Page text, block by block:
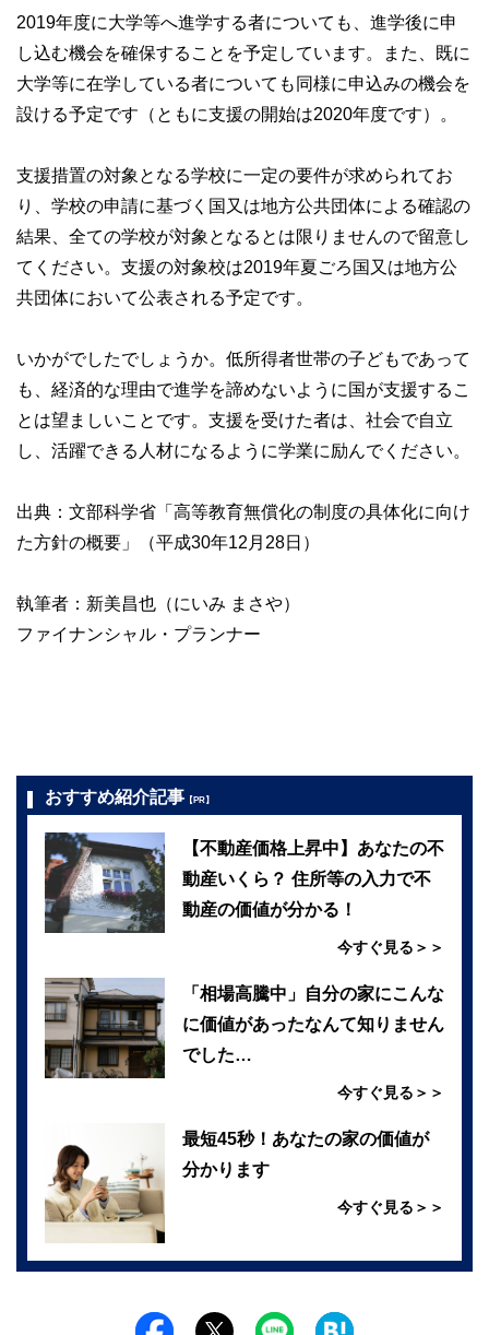
2019年度に大学等へ進学する者についても、進学後に申
し込む機会を確保することを予定しています。また、既に
大学等に在学している者についても同様に申込みの機会を
設ける予定です（ともに支援の開始は2020年度です）。
支援措置の対象となる学校に一定の要件が求められてお
り、学校の申請に基づく国又は地方公共団体による確認の
結果、全ての学校が対象となるとは限りませんので留意し
てください。支援の対象校は2019年夏ごろ国又は地方公
共団体において公表される予定です。
いかがでしたでしょうか。低所得者世帯の子どもであって
も、経済的な理由で進学を諦めないように国が支援するこ
とは望ましいことです。支援を受けた者は、社会で自立
し、活躍できる人材になるように学業に励んでください。
出典：文部科学省「高等教育無償化の制度の具体化に向け
た方針の概要」（平成30年12月28日）
執筆者：新美昌也（にいみ まさや）
ファイナンシャル・プランナー
おすすめ紹介記事 【PR】
【不動産価格上昇中】あなたの不
動産いくら？ 住所等の入力で不
動産の価値が分かる！
今すぐ見る＞＞
「相場高騰中」自分の家にこんな
に価値があったなんて知りません
でした…
今すぐ見る＞＞
最短45秒！あなたの家の価値が
分かります
今すぐ見る＞＞